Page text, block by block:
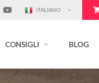
ITALIANO
CONSIGLI BLOG